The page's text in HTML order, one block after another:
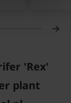
op een plek
zo’n 3
goede
per jaar
'Rex'
plant